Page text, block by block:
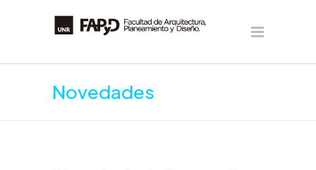
Novedades